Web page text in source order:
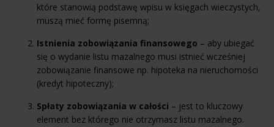
które stanowią podstawę wpisu w księgach wieczystych,
muszą mieć formę pisemną;
Istnienia zobowiązania finansowego – aby ubiegać
się o wydanie listu mazalnego musi istnieć wcześniej
zobowiązanie finansowe np. hipoteka na nieruchomości
(kredyt hipoteczny);
Spłaty zobowiązania w całości – jest to kluczowy
element bez którego nie otrzymasz listu mazalnego.